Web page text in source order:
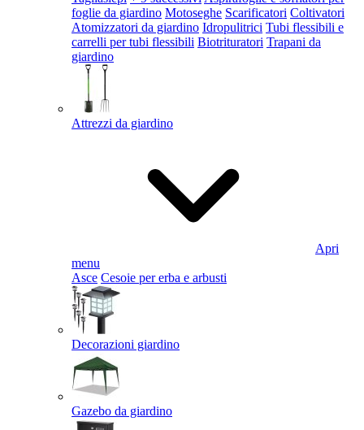
foglie da giardino Motoseghe Scarificatori Coltivatori
Atomizzatori da giardino Idropulitrici Tubi flessibili e
carrelli per tubi flessibili Biotrituratori Trapani da
giardino
Attrezzi da giardino
Apri
menu
Asce Cesoie per erba e arbusti
Decorazioni giardino
Gazebo da giardino